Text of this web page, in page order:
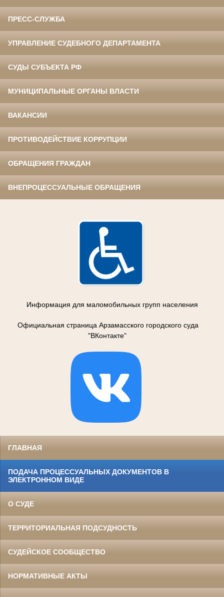
ПРЕСС-СЛУЖБА
УПРАВЛЕНИЕ СУДЕБНОГО ДЕПАРТАМЕНТА
СУДЫ СУБЪЕКТА РФ
МУНИЦИПАЛЬНЫЕ ОРГАНЫ ВЛАСТИ
ВАКАНСИИ
ПРОТИВОДЕЙСТВИЕ КОРРУПЦИИ
ОБРАЩЕНИЯ ГРАЖДАН
ВНЕПРОЦЕССУАЛЬНЫЕ ОБРАЩЕНИЯ
Информация для маломобильных групп населения
Официальная страница Арзамасского городского суда
"ВКонтакте"
ГЛАВНАЯ
ПОДАЧА ПРОЦЕССУАЛЬНЫХ ДОКУМЕНТОВ В
ЭЛЕКТРОННОМ ВИДЕ
О СУДЕ
ТЕРРИТОРИАЛЬНАЯ ПОДСУДНОСТЬ
СУДЕЙСКОЕ СООБЩЕСТВО
НОРМАТИВНЫЕ АКТЫ